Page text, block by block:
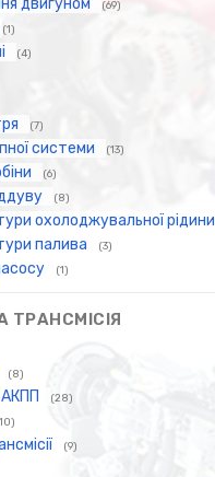
двигуном (69)
(1)
(4)
(7)
системи (13)
(6)
(8)
охолоджувальної рідини
палива (3)
(1)
ТРАНСМІСІЯ
(8)
(28)
(9)